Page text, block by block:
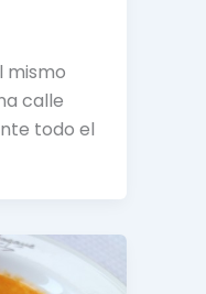
mismo
calle
todo el